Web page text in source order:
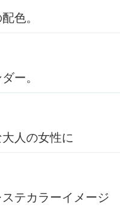
色。
ー。
人の女性に
テカラーイメージ